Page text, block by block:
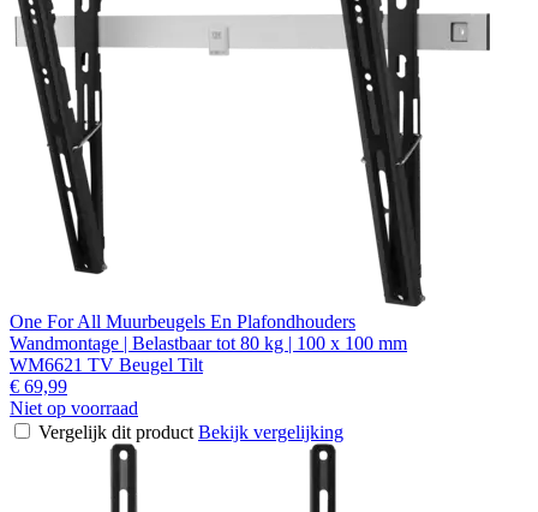
One For All Muurbeugels En Plafondhouders
Wandmontage | Belastbaar tot 80 kg | 100 x 100 mm
WM6621 TV Beugel Tilt
€ 69,99
Niet op voorraad
Vergelijk dit product Bekijk vergelijking